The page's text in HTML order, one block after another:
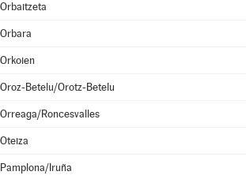
Orbaitzeta
Orbara
Orkoien
Oroz-Betelu/Orotz-Betelu
Orreaga/Roncesvalles
Oteiza
Pamplona/Iruña